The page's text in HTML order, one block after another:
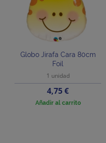
Globo Jirafa Cara 80cm
Foil
1 unidad
Precio
4,75 €
Añadir al carrito